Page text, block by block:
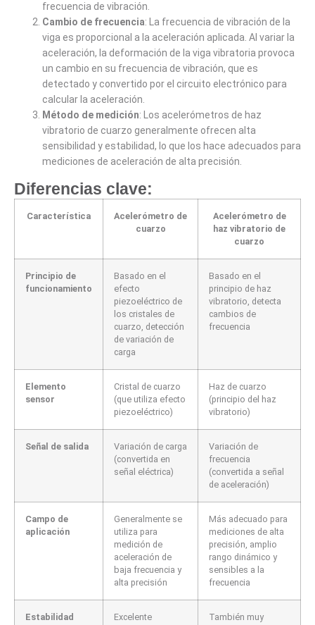
frecuencia de vibración.
Cambio de frecuencia: La frecuencia de vibración de la
viga es proporcional a la aceleración aplicada. Al variar la
aceleración, la deformación de la viga vibratoria provoca
un cambio en su frecuencia de vibración, que es
detectado y convertido por el circuito electrónico para
calcular la aceleración.
Método de medición: Los acelerómetros de haz
vibratorio de cuarzo generalmente ofrecen alta
sensibilidad y estabilidad, lo que los hace adecuados para
mediciones de aceleración de alta precisión.
Diferencias clave:
Característica
Acelerómetro de
cuarzo
Acelerómetro de
haz vibratorio de
cuarzo
Principio de
funcionamiento
Basado en el
efecto
piezoeléctrico de
los cristales de
cuarzo, detección
de variación de
carga
Basado en el
principio de haz
vibratorio, detecta
cambios de
frecuencia
Elemento
sensor
Cristal de cuarzo
(que utiliza efecto
piezoeléctrico)
Haz de cuarzo
(principio del haz
vibratorio)
Señal de salida
Variación de carga
(convertida en
señal eléctrica)
Variación de
frecuencia
(convertida a señal
de aceleración)
Campo de
aplicación
Generalmente se
utiliza para
medición de
aceleración de
baja frecuencia y
alta precisión
Más adecuado para
mediciones de alta
precisión, amplio
rango dinámico y
sensibles a la
frecuencia
Estabilidad
Excelente
También muy